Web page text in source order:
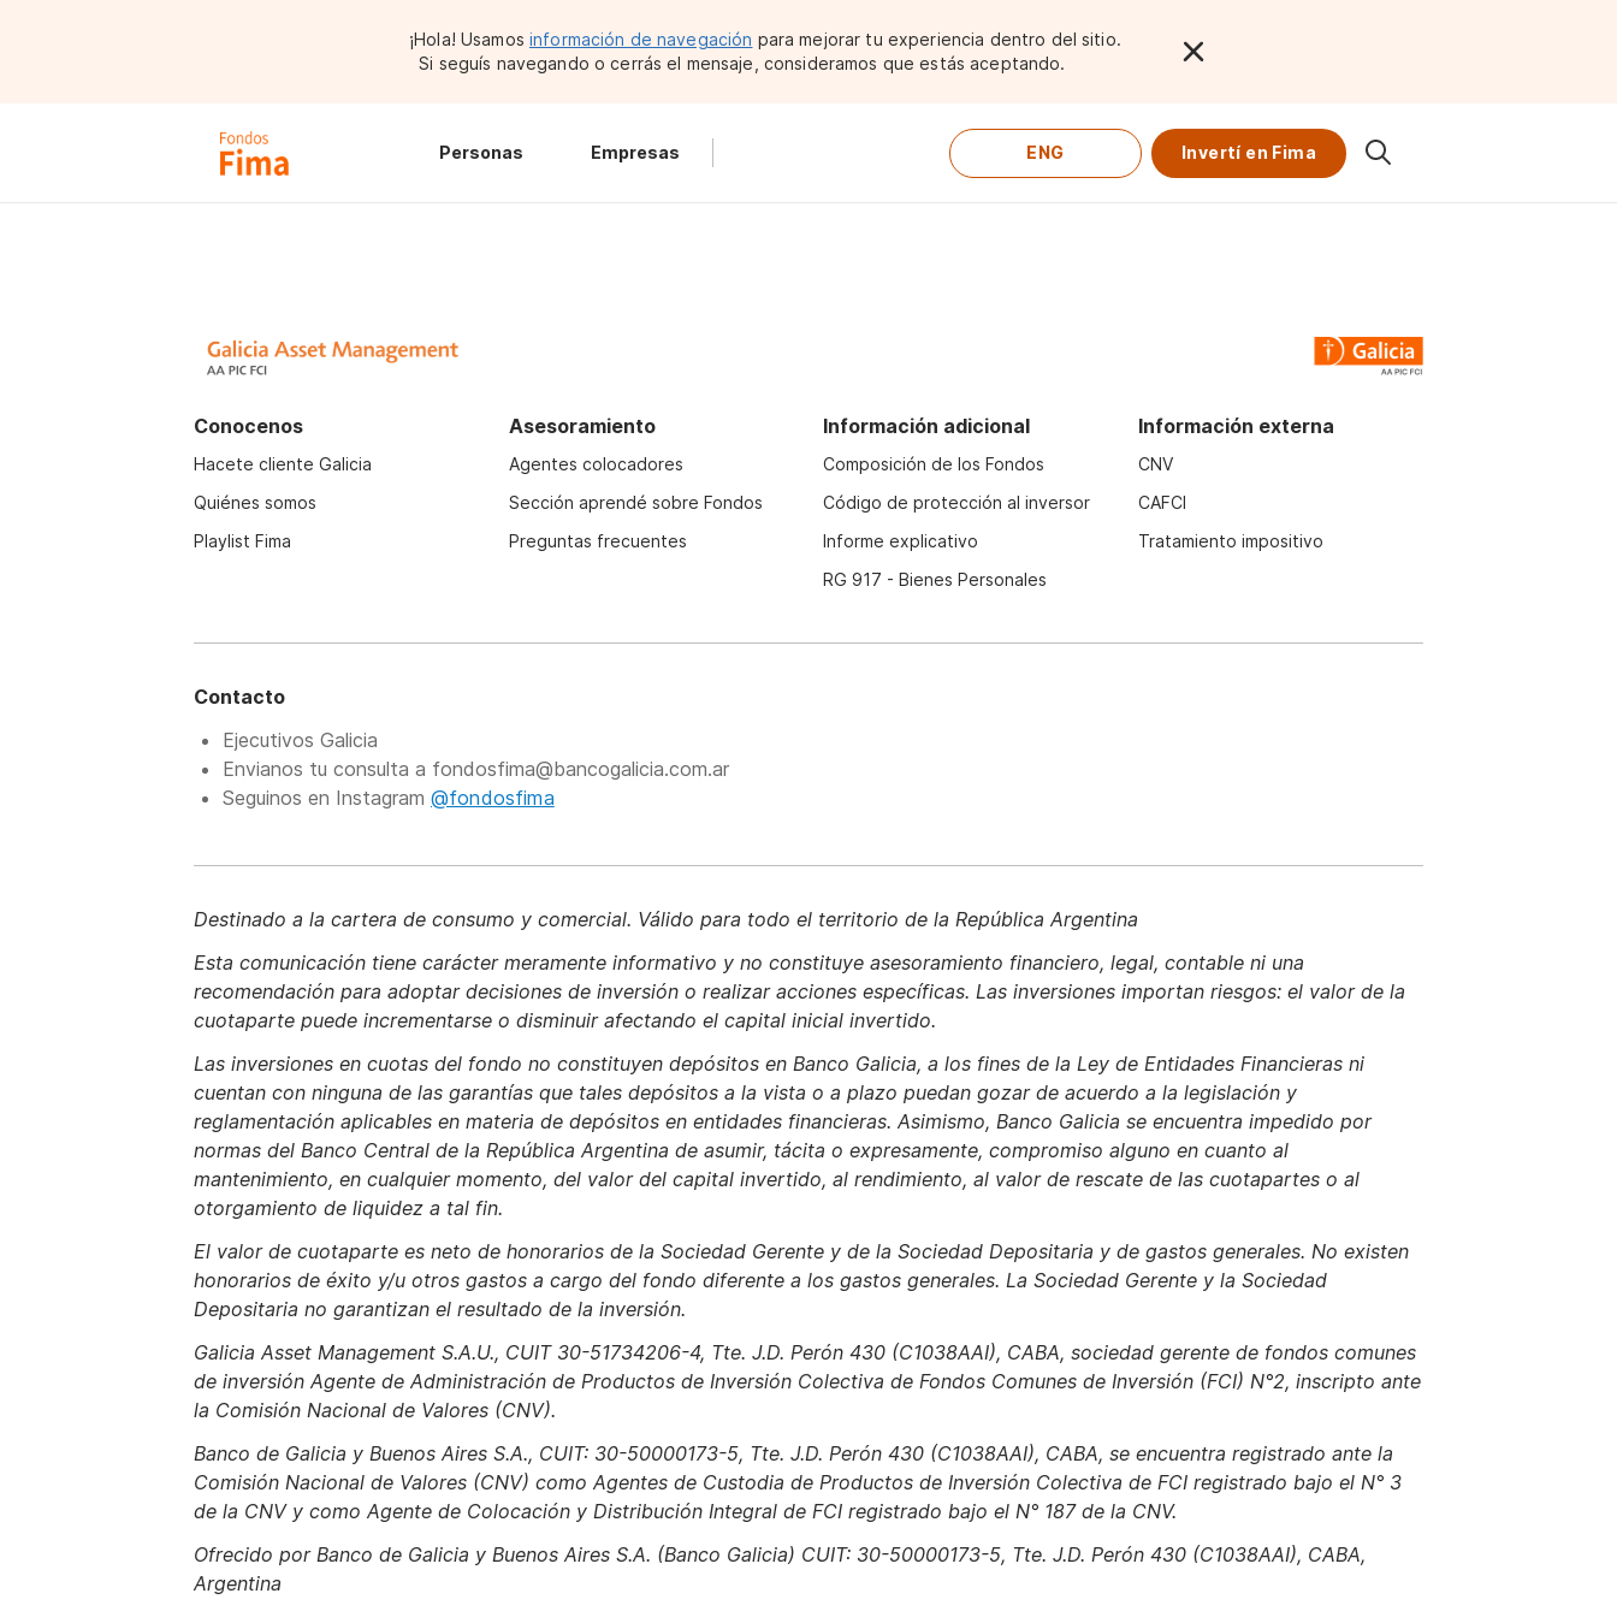
¡Hola! Usamos información de navegación para mejorar tu experiencia dentro del sitio.
Si seguís navegando o cerrás el mensaje, consideramos que estás aceptando.
Personas Empresas ENG Invertí en Fima
Conocenos
Hacete cliente Galicia
Quiénes somos
Playlist Fima
Asesoramiento
Agentes colocadores
Sección aprendé sobre Fondos
Preguntas frecuentes
Información adicional
Composición de los Fondos
Código de protección al inversor
Informe explicativo
RG 917 - Bienes Personales
Información externa
CNV
CAFCI
Tratamiento impositivo
Contacto
Ejecutivos Galicia
Envianos tu consulta a fondosfima@bancogalicia.com.ar
Seguinos en Instagram @fondosfima
Destinado a la cartera de consumo y comercial. Válido para todo el territorio de la República Argentina
Esta comunicación tiene carácter meramente informativo y no constituye asesoramiento financiero, legal, contable ni una
recomendación para adoptar decisiones de inversión o realizar acciones específicas. Las inversiones importan riesgos: el valor de la
cuotaparte puede incrementarse o disminuir afectando el capital inicial invertido.
Las inversiones en cuotas del fondo no constituyen depósitos en Banco Galicia, a los fines de la Ley de Entidades Financieras ni
cuentan con ninguna de las garantías que tales depósitos a la vista o a plazo puedan gozar de acuerdo a la legislación y
reglamentación aplicables en materia de depósitos en entidades financieras. Asimismo, Banco Galicia se encuentra impedido por
normas del Banco Central de la República Argentina de asumir, tácita o expresamente, compromiso alguno en cuanto al
mantenimiento, en cualquier momento, del valor del capital invertido, al rendimiento, al valor de rescate de las cuotapartes o al
otorgamiento de liquidez a tal fin.
El valor de cuotaparte es neto de honorarios de la Sociedad Gerente y de la Sociedad Depositaria y de gastos generales. No existen
honorarios de éxito y/u otros gastos a cargo del fondo diferente a los gastos generales. La Sociedad Gerente y la Sociedad
Depositaria no garantizan el resultado de la inversión.
Galicia Asset Management S.A.U., CUIT 30-51734206-4, Tte. J.D. Perón 430 (C1038AAI), CABA, sociedad gerente de fondos comunes
de inversión Agente de Administración de Productos de Inversión Colectiva de Fondos Comunes de Inversión (FCI) N°2, inscripto ante
la Comisión Nacional de Valores (CNV).
Banco de Galicia y Buenos Aires S.A., CUIT: 30-50000173-5, Tte. J.D. Perón 430 (C1038AAI), CABA, se encuentra registrado ante la
Comisión Nacional de Valores (CNV) como Agentes de Custodia de Productos de Inversión Colectiva de FCI registrado bajo el N° 3
de la CNV y como Agente de Colocación y Distribución Integral de FCI registrado bajo el N° 187 de la CNV.
Ofrecido por Banco de Galicia y Buenos Aires S.A. (Banco Galicia) CUIT: 30-50000173-5, Tte. J.D. Perón 430 (C1038AAI), CABA,
Argentina